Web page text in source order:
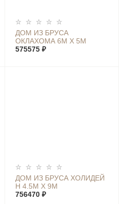
ДОМ ИЗ БРУСА
ОКЛАХОМА 6М Х 5М
575575 ₽
ДОМ ИЗ БРУСА ХОЛИДЕЙ
Н 4.5М Х 9М
756470 ₽